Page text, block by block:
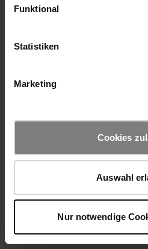
Funktional
Statistiken
Marketing
Cookies
Auswahl
Nur notwendige